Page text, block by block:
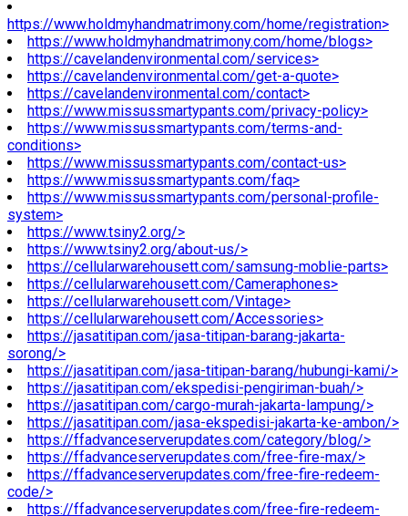
https://www.holdmyhandmatrimony.com/home/registration>
https://www.holdmyhandmatrimony.com/home/blogs>
https://cavelandenvironmental.com/services>
https://cavelandenvironmental.com/get-a-quote>
https://cavelandenvironmental.com/contact>
https://www.missussmartypants.com/privacy-policy>
https://www.missussmartypants.com/terms-and-
conditions>
https://www.missussmartypants.com/contact-us>
https://www.missussmartypants.com/faq>
https://www.missussmartypants.com/personal-profile-
system>
https://www.tsiny2.org/>
https://www.tsiny2.org/about-us/>
https://cellularwarehousett.com/samsung-moblie-parts>
https://cellularwarehousett.com/Cameraphones>
https://cellularwarehousett.com/Vintage>
https://cellularwarehousett.com/Accessories>
https://jasatitipan.com/jasa-titipan-barang-jakarta-
sorong/>
https://jasatitipan.com/jasa-titipan-barang/hubungi-kami/>
https://jasatitipan.com/ekspedisi-pengiriman-buah/>
https://jasatitipan.com/cargo-murah-jakarta-lampung/>
https://jasatitipan.com/jasa-ekspedisi-jakarta-ke-ambon/>
https://ffadvanceserverupdates.com/category/blog/>
https://ffadvanceserverupdates.com/free-fire-max/>
https://ffadvanceserverupdates.com/free-fire-redeem-
code/>
https://ffadvanceserverupdates.com/free-fire-redeem-